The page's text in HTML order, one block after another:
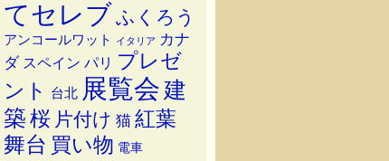
てセレブ ふくろう
アンコールワット イタリア
カナ
ダ スペイン パリ プレゼ
ント
台北 展覧会 建
築桜 片付け 猫 紅葉
舞台 買い物 電車